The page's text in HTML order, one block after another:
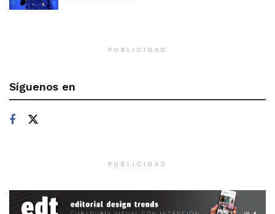
PUBLICIDAD
Síguenos en
PUBLICIDAD